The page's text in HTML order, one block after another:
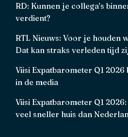
RD: Kunnen je collega’s
verdient?
RTL Nieuws: Voor je houden
Dat kan straks verleden tijd
Viisi Expatbarometer Q1
in de media
Viisi Expatbarometer Q1
veel sneller huis dan